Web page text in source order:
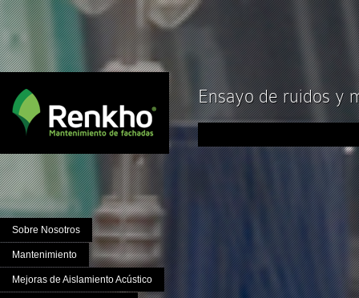
Sobre Nosotros
Mantenimiento
Mejoras de Aislamiento Acústico
Ensayo de ruidos y